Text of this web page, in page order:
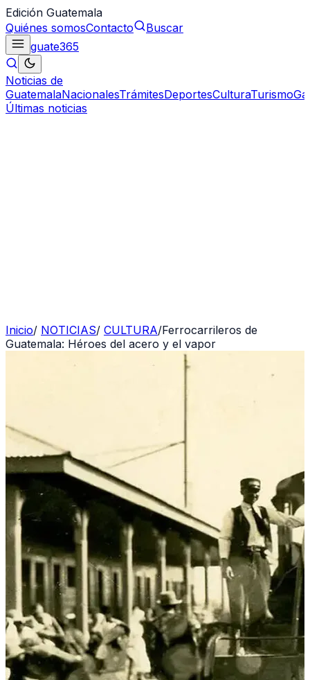
Edición Guatemala
Quiénes somosContacto
Buscar
guate365
Noticias de
GuatemalaNacionalesTrámitesDeportesCulturaTurismo
Últimas noticias
Inicio/ NOTICIAS/ CULTURA/Ferrocarrileros de
Guatemala: Héroes del acero y el vapor